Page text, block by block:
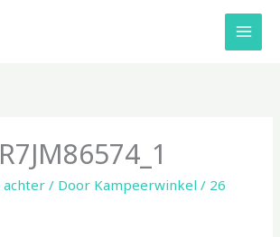
achter / Door Kampeerwinkel/ 26